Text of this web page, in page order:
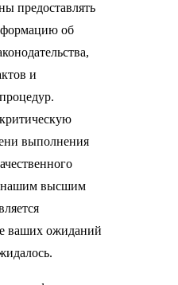
предоставлять
об
и
выполнения
нашим высшим
ваших ожиданий